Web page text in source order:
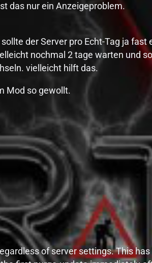
das nur ein Anzeigeproblem.
der Server pro Echt-Tag ja
nochmal 2 tage warten und
vielleicht hilft das.
Mod so gewollt.
of server settings. This